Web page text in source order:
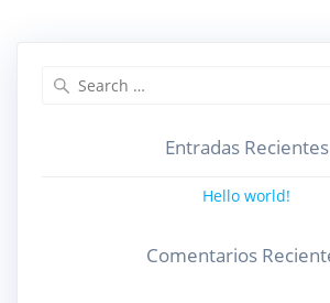
Entradas Recientes
Hello world!
Comentarios